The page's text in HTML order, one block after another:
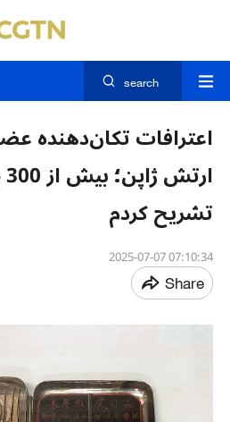
search
تشریح کردم
07:10:34 2025-07-07
Share